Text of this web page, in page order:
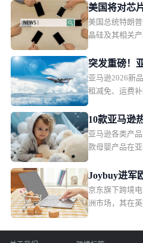
表示，此次调
境下维护消费
会改变，只是
美国将对芯
税
美国总统特朗
晶硅及其相关
2026年12月正
突发重磅！
划出炉，物
贴
亚马逊2026新
租减免、运费
10款亚马逊
儿护理产品
亚马逊各类产
款母婴产品在
款儿童夜灯，
2.2万。
Joybuy进军
日配送和低
京东旗下跨境
洲市场，其在
速推出当日配